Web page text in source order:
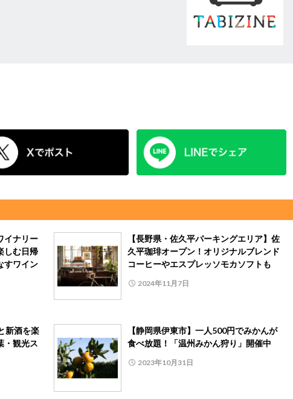
イナリー
しむ日帰
すワイン
【長野県・佐久平パーキングエリア】佐
久平珈琲オープン！オリジナルブレンド
コーヒーやエスプレッソモカソフトも
2024年11月7日
新酒を楽
・観光ス
【静岡県伊東市】一人500円でみかんが
食べ放題！「温州みかん狩り」開催中
2023年10月31日